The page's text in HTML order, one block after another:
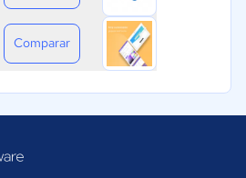
Comparar